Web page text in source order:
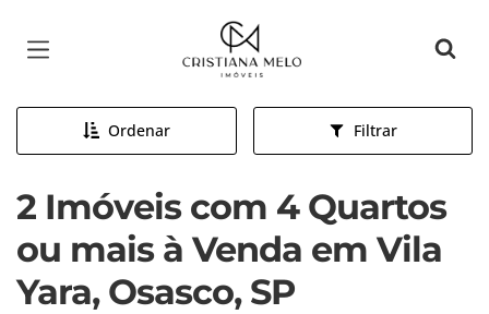
Página inicial
Ordenar Filtrar
2 Imóveis com 4 Quartos
ou mais à Venda em Vila
Yara, Osasco, SP